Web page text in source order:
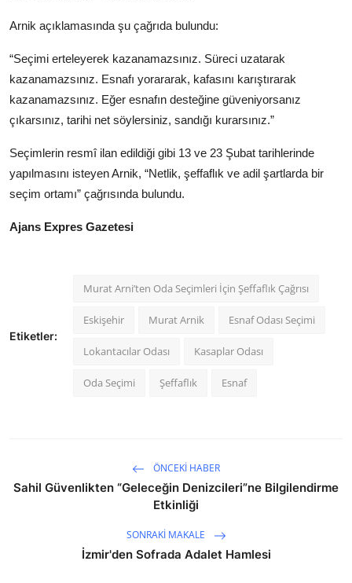
Arnik açıklamasında şu çağrıda bulundu:
“Seçimi erteleyerek kazanamazsınız. Süreci uzatarak
kazanamazsınız. Esnafı yorararak, kafasını karıştırarak
kazanamazsınız. Eğer esnafın desteğine güveniyorsanız
çıkarsınız, tarihi net söylersiniz, sandığı kurarsınız.”
Seçimlerin resmî ilan edildiği gibi 13 ve 23 Şubat tarihlerinde
yapılmasını isteyen Arnik, “Netlik, şeffaflık ve adil şartlarda bir
seçim ortamı” çağrısında bulundu.
Ajans Expres Gazetesi
Etiketler:
Murat Arni’ten Oda Seçimleri İçin Şeffaflık Çağrısı
Eskişehir Murat Arnik Esnaf Odası Seçimi
Lokantacılar Odası Kasaplar Odası
Oda Seçimi Şeffaflık Esnaf
ÖNCEKI HABER
Sahil Güvenlikten “Geleceğin Denizcileri”ne Bilgilendirme
Etkinliği
SONRAKI MAKALE
İzmir'den Sofrada Adalet Hamlesi